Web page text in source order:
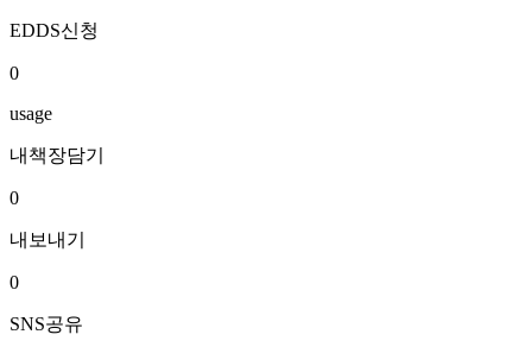
EDDS신청
0
usage
내책장담기
0
내보내기
0
SNS공유